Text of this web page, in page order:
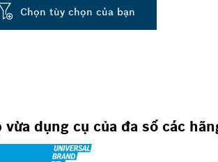
Chọn tùy chọn của bạn
vừa dụng cụ của đa số các